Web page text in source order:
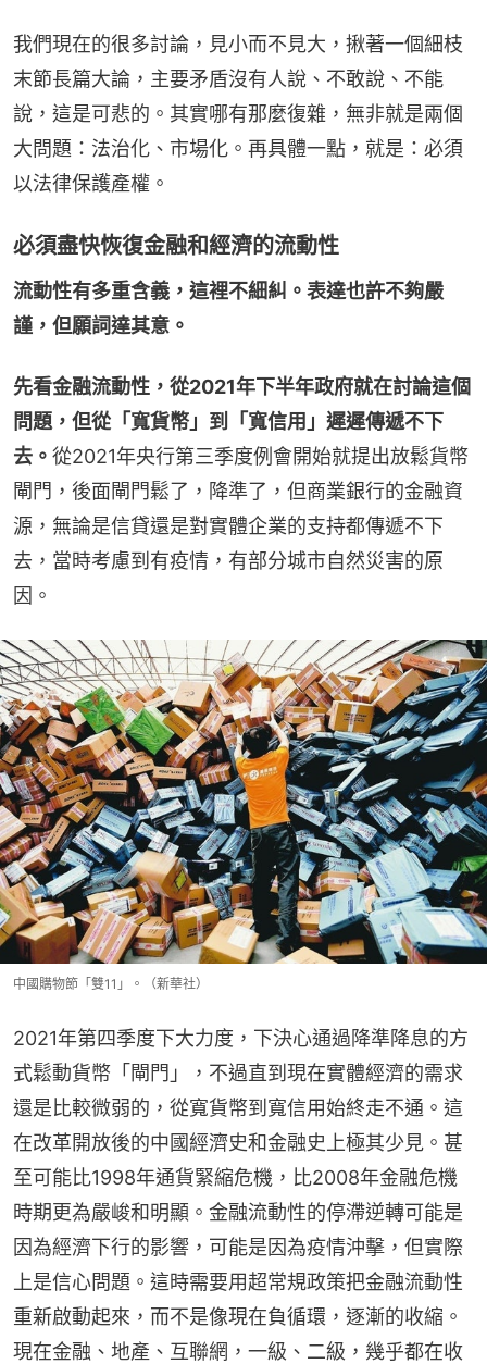
我們現在的很多討論，見小而不見大，揪著一個細枝
末節長篇大論，主要矛盾沒有人說、不敢說、不能
說，這是可悲的。其實哪有那麼復雜，無非就是兩個
大問題：法治化、市場化。再具體一點，就是：必須
以法律保護產權。
必須盡快恢復金融和經濟的流動性
流動性有多重含義，這裡不細糾。表達也許不夠嚴
謹，但願詞達其意。
先看金融流動性，從2021年下半年政府就在討論這個
問題，但從「寬貨幣」到「寬信用」遲遲傳遞不下
去。 從2021年央行第三季度例會開始就提出放鬆貨幣
閘門，後面閘門鬆了，降準了，但商業銀行的金融資
源，無論是信貸還是對實體企業的支持都傳遞不下
去，當時考慮到有疫情，有部分城市自然災害的原
因。
中國購物節「雙11」。（新華社）
2021年第四季度下大力度，下決心通過降準降息的方
式鬆動貨幣「閘門」，不過直到現在實體經濟的需求
還是比較微弱的，從寬貨幣到寬信用始終走不通。這
在改革開放後的中國經濟史和金融史上極其少見。甚
至可能比1998年通貨緊縮危機，比2008年金融危機
時期更為嚴峻和明顯。金融流動性的停滯逆轉可能是
因為經濟下行的影響，可能是因為疫情沖擊，但實際
上是信心問題。這時需要用超常規政策把金融流動性
重新啟動起來，而不是像現在負循環，逐漸的收縮。
現在金融、地產、互聯網，一級、二級，幾乎都在收